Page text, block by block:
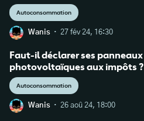
Autoconsommation
Wanis · 27 fév 24, 16:30
Faut-il déclarer ses panneaux
photovoltaïques aux impôts ?
Autoconsommation
Wanis · 26 aoû 24, 18:00